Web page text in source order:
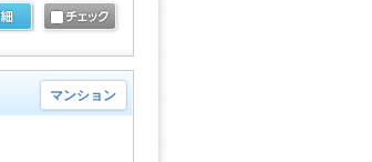
マンション